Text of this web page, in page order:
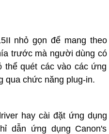
nhỏ gọn để mang theo
trước mà người dùng có
thể quét các vào các ứng
qua chức năng plug-in.
hay cài đặt ứng dụng
dẫn ứng dụng Canon's